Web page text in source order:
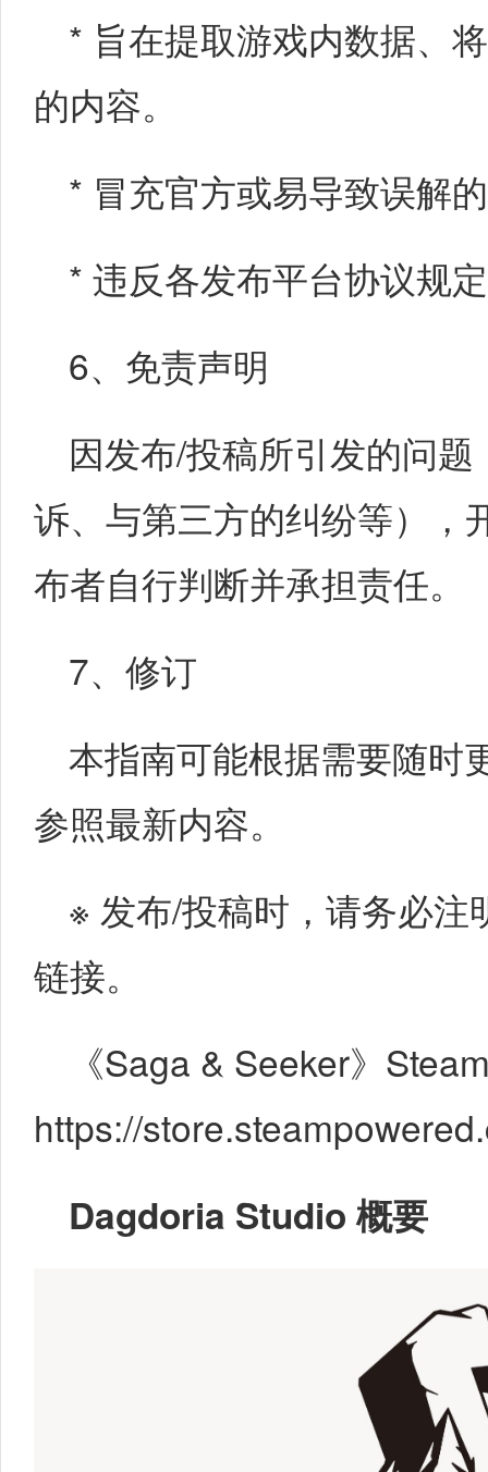
* 旨在提取游戏内数据、
的内容。
* 冒充官方或易导致误解
* 违反各发布平台协议规
6、免责声明
因发布/投稿所引发的问
诉、与第三方的纠纷等），
布者自行判断并承担责任。
7、修订
本指南可能根据需要随时
参照最新内容。
※ 发布/投稿时，请务必
链接。
《Saga & Seeker》
https://
Dagdoria Studio 概要